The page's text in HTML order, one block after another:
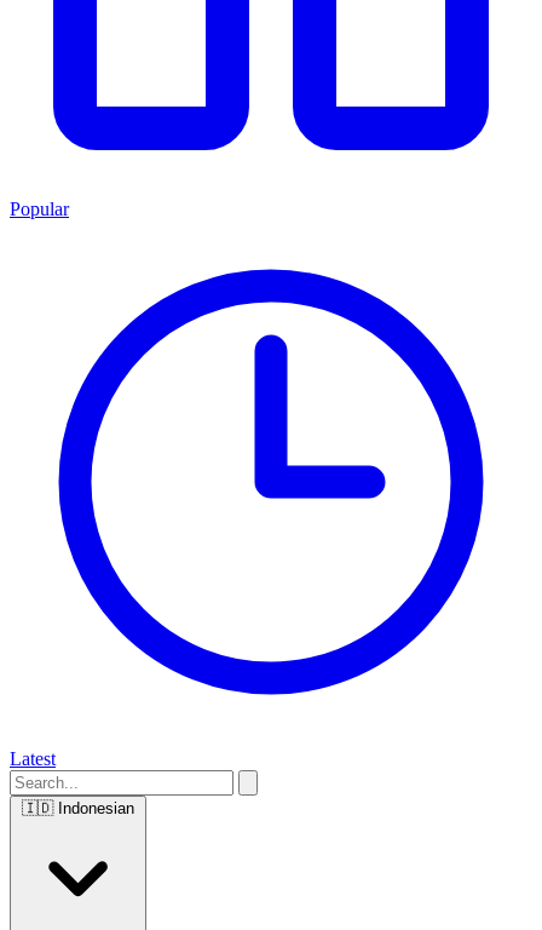
Popular
Latest
🇮🇩 Indonesian